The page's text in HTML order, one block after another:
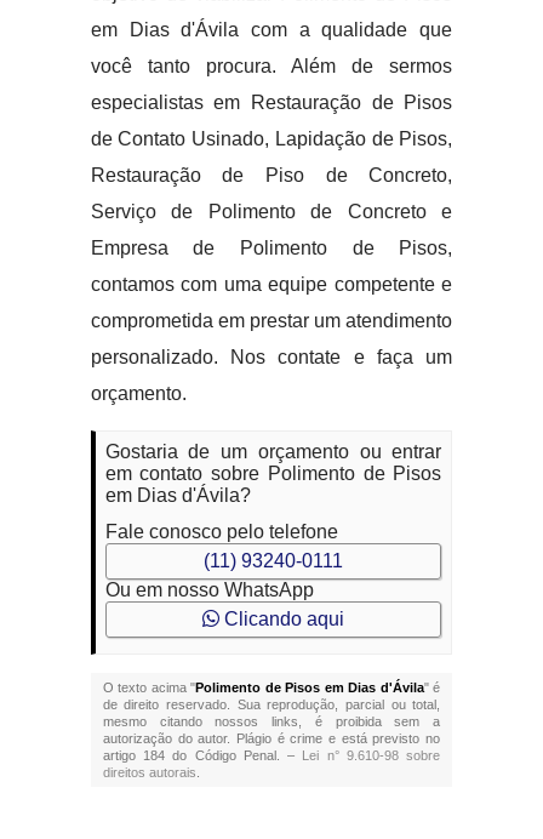
em Dias d'Ávila com a qualidade que
você tanto procura. Além de sermos
especialistas em Restauração de Pisos
de Contato Usinado, Lapidação de Pisos,
Restauração de Piso de Concreto,
Serviço de Polimento de Concreto e
Empresa de Polimento de Pisos,
contamos com uma equipe competente e
comprometida em prestar um atendimento
personalizado. Nos contate e faça um
orçamento.
Gostaria de um orçamento ou entrar
em contato sobre Polimento de Pisos
em Dias d'Ávila?
Fale conosco pelo telefone
(11) 93240-0111
Ou em nosso WhatsApp
Clicando aqui
O texto acima "Polimento de Pisos em Dias d'Ávila" é
de direito reservado. Sua reprodução, parcial ou total,
mesmo citando nossos links, é proibida sem a
autorização do autor. Plágio é crime e está previsto no
artigo 184 do Código Penal. – Lei n° 9.610-98 sobre
direitos autorais